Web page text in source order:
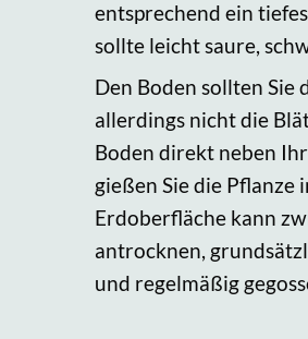
entsprechend ein
sollte leicht saure,
Den Boden sollten
allerdings nicht die
Boden direkt neben
gießen Sie die
Erdoberfläche kann
antrocknen,
und regelmäßig